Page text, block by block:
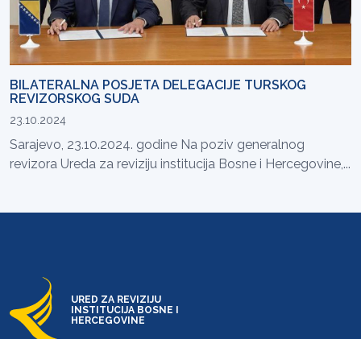
BILATERALNA POSJETA DELEGACIJE TURSKOG
REVIZORSKOG SUDA
23.10.2024
Sarajevo, 23.10.2024. godine Na poziv generalnog
revizora Ureda za reviziju institucija Bosne i Hercegovine,...
URED ZA REVIZIJU
INSTITUCIJA BOSNE I
HERCEGOVINE